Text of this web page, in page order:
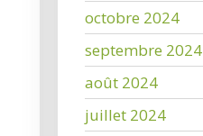
octobre 2024
septembre 2024
août 2024
juillet 2024